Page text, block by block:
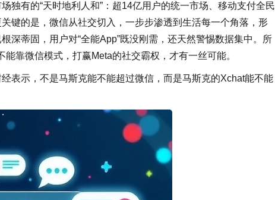
有的“天时地利人和”：超14亿用户的统一市场、移动支付全民
键的是，微信从社交切入，一步步渗透到生活每一个角落，形
深蒂固，用户对“全能App”既没刚需，还天然警惕数据集中。所
靠微信模式，打赢Meta的社交霸权，才有一丝可能。
示，不是马斯克能不能超过微信，而是马斯克的Xchat能不能